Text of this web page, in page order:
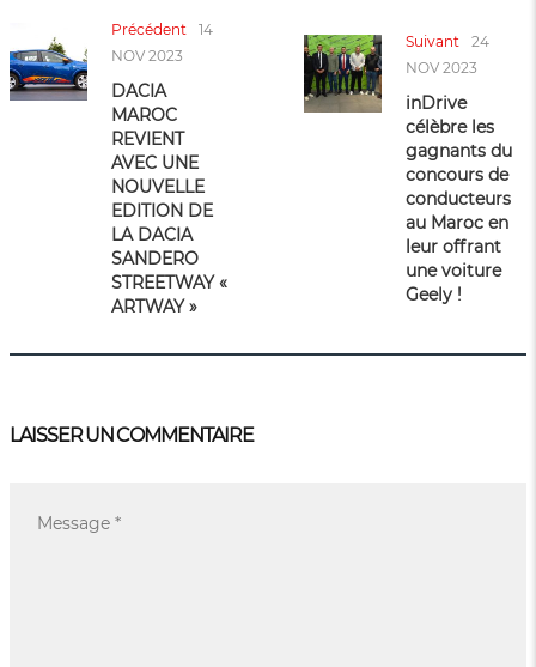
Précédent
14
NOV 2023
DACIA
MAROC
REVIENT
AVEC UNE
NOUVELLE
EDITION DE
LA DACIA
SANDERO
STREETWAY «
ARTWAY »
Suivant
24
NOV 2023
inDrive
célèbre les
gagnants du
concours de
conducteurs
au Maroc en
leur offrant
une voiture
Geely !
LAISSER UN COMMENTAIRE